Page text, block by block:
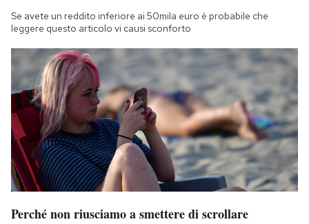
Se avete un reddito inferiore ai 50mila euro è probabile che
leggere questo articolo vi causi sconforto
Perché non riusciamo a smettere di scrollare